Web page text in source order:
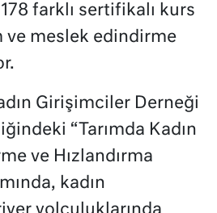
farklı sertifikalı kurs
ve meslek edindirme
Girişimciler Derneği
“Tarımda Kadın
ve Hızlandırma
kadın